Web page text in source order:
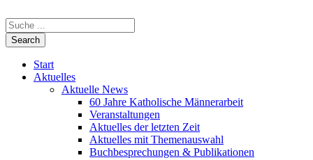
Start
Aktuelles
Aktuelle News
60 Jahre Katholische Männerarbeit
Veranstaltungen
Aktuelles der letzten Zeit
Aktuelles mit Themenauswahl
Buchbesprechungen & Publikationen